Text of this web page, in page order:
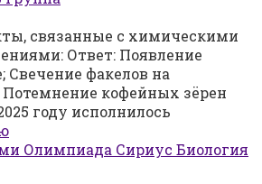
связанные с химическими
Ответ: Появление
Свечение факелов на
кофейных зёрен
году исполнилось
Олимпиада Сириус Биология